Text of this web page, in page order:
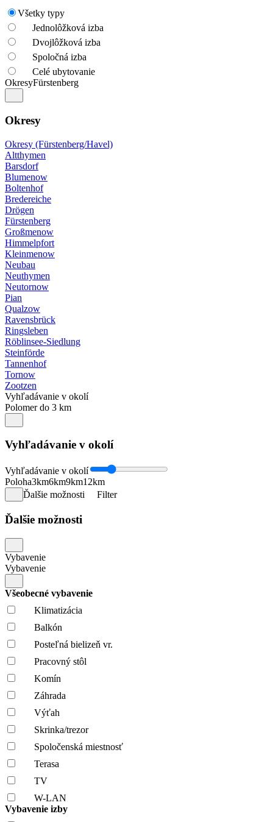
Všetky typy
Jednolôžková izba
Dvojlôžková izba
Spoločná izba
Celé ubytovanie
OkresyFürstenberg
Okresy
Okresy (Fürstenberg/Havel)
Altthymen
Barsdorf
Blumenow
Boltenhof
Bredereiche
Drögen
Fürstenberg
Großmenow
Himmelpfort
Kleinmenow
Neubau
Neuthymen
Neutornow
Pian
Qualzow
Ravensbrück
Ringsleben
Röblinsee-Siedlung
Steinförde
Tannenhof
Tornow
Zootzen
Vyhľadávanie v okolí
Polomer do 3 km
Vyhľadávanie v okolí
Vyhľadávanie v okolí
Poloha3km6km9km12km
Ďalšie možnosti
Filter
Ďalšie možnosti
Vybavenie
Vybavenie
Všeobecné vybavenie
Klimatizácia
Balkón
Posteľná bielizeň vr.
Pracovný stôl
Komín
Záhrada
Výťah
Skrinka/trezor
Spoločenská miestnosť
Terasa
TV
W-LAN
Vybavenie izby